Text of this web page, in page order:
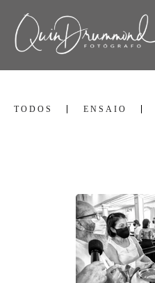
TODOS ENSAIO